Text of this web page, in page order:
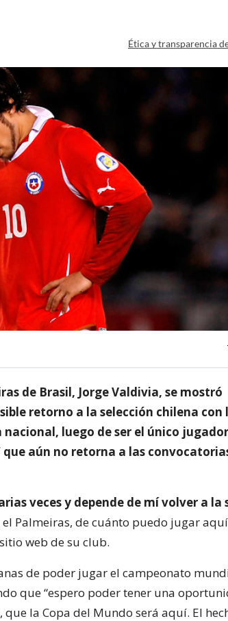
Ética y transparencia
de Brasil, Jorge Valdivia, se mostró
retorno a la selección chilena con
nacional, luego de ser el único jugador
que aún no retorna a las
veces y depende de mí volver a la
Palmeiras, de cuánto puedo jugar
web de su club.
de poder jugar el campeonato
que “espero poder tener una
que la Copa del Mundo será aquí. El